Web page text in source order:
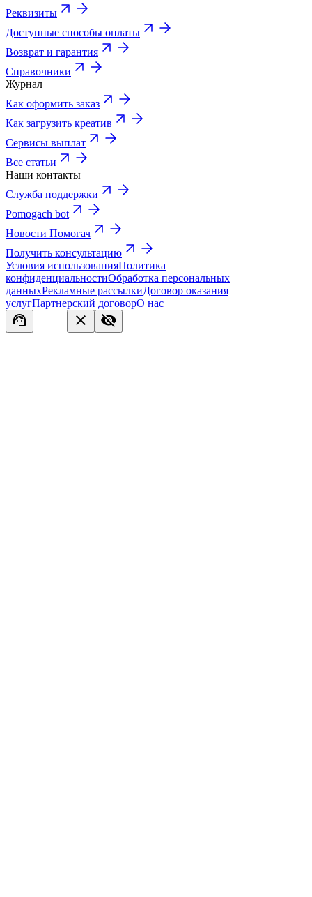
Реквизиты
Доступные способы оплаты
Возврат и гарантия
Справочники
Журнал
Как оформить заказ
Как загрузить креатив
Сервисы выплат
Все статьи
Наши контакты
Служба поддержки
Pomogach bot
Новости Помогач
Получить консультацию
Условия использованияПолитика
конфиденциальностиОбработка персональных
данныхРекламные рассылкиДоговор оказания
услугПартнерский договорО нас